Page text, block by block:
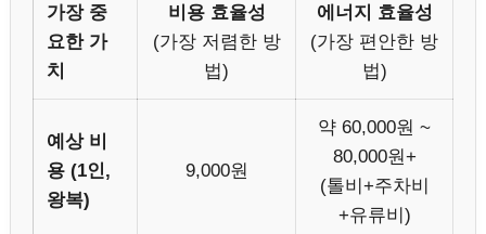
가장 중
요한 가
치
비용 효율성
(가장 저렴한 방
법)
에너지 효율성
(가장 편안한 방
법)
예상 비
용 (1인,
왕복)
9,000원
약 60,000원 ~
80,000원+
(톨비+주차비
+유류비)